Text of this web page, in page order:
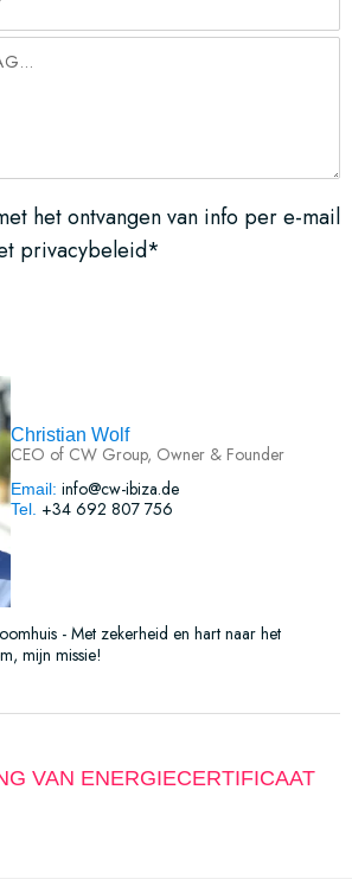
het ontvangen van info per e-mail
privacybeleid*
Christian Wolf
CEO of CW Group, Owner & Founder
Email: info@cw-ibiza.de
Tel. +34 692 807 756
- Met zekerheid en hart naar het
mijn missie!
VAN ENERGIECERTIFICAAT